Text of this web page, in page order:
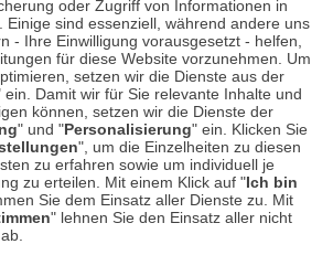
oder Zugriff von Informationen in
Einige sind essenziell, während andere uns
- Ihre Einwilligung vorausgesetzt - helfen,
für diese Website vorzunehmen. Um
setzen wir die Dienste aus der
ein. Damit wir für Sie relevante Inhalte und
können, setzen wir die Dienste der
" und "Personalisierung" ein. Klicken Sie
", um die Einzelheiten zu diesen
zu erfahren sowie um individuell je
zu erteilen. Mit einem Klick auf "Ich bin
Sie dem Einsatz aller Dienste zu. Mit
" lehnen Sie den Einsatz aller nicht
Geschäft in Meckenheim
Auf dem Steinbüchel 6
53340 Meckenheim
Samstag 9:00 Uhr bis 18:00 Uhr
weitere Information
finden Sie uns im Netz